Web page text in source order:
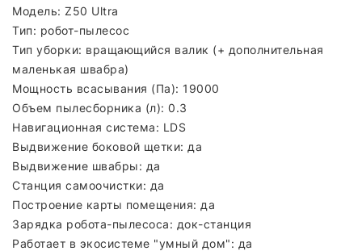
Модель: Z50 Ultra
Тип: робот-пылесос
Тип уборки: вращающийся валик (+ дополнительная
маленькая швабра)
Мощность всасывания (Па): 19000
Объем пылесборника (л): 0.3
Навигационная система: LDS
Выдвижение боковой щетки: да
Выдвижение швабры: да
Станция самоочистки: да
Построение карты помещения: да
Зарядка робота-пылесоса: док-станция
Работает в экосистеме "умный дом": да